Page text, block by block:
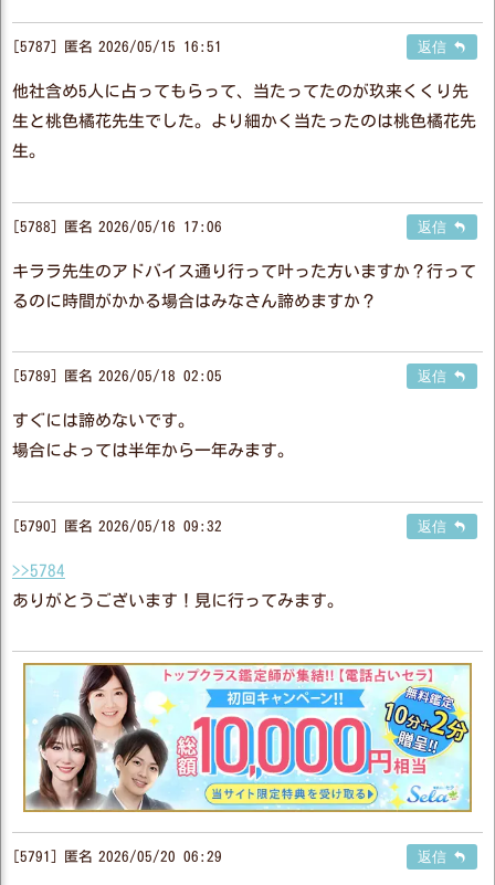
5787 匿名 2026/05/15 16:51 返信
他社含め5人に占ってもらって、当たってたのが玖来くくり先
生と桃色橘花先生でした。より細かく当たったのは桃色橘花先
生。
5788 匿名 2026/05/16 17:06 返信
キララ先生のアドバイス通り行って叶った方いますか？行って
るのに時間がかかる場合はみなさん諦めますか？
5789 匿名 2026/05/18 02:05 返信
すぐには諦めないです。
場合によっては半年から一年みます。
5790 匿名 2026/05/18 09:32 返信
>>5784
ありがとうございます！見に行ってみます。
5791 匿名 2026/05/20 06:29 返信